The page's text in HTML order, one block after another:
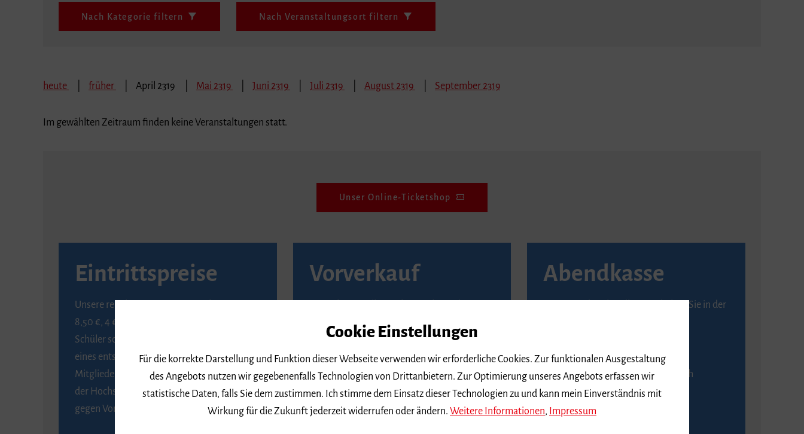
Nach Kategorie filtern Nach Veranstaltungsort filtern
heute früher April 2319 Mai 2319 Juni 2319 Juli 2319 August 2319 September 2319
Im gewählten Zeitraum finden keine Veranstaltungen statt.
Unser Online-Ticketshop
Eintrittspreise
Unsere regulären Eintrittspreise betragen
8,50 €, 4 € ermäßigt für Schülerinnen und
Schüler sowie Studierende gegen Vorlage
eines entsprechenden Nachweises, 6 € für
Mitglieder der Gesellschaft zur Förderung
der Hochschule für Musik Freiburg e. V.
gegen Vorlage des Mitgliedsausweises.
Vorverkauf
Seite von Reservix.
BZ-Kartenservice Freiburg
Kaiser-Joseph-Straße 229
79098 Freiburg
Telefon 0761 4968888 (Reservierungen sind
Abendkasse
Karten an der Abendkasse erhalten Sie in der
An der Abendkasse ist ausschließlich
Barzahlung möglich.
Cookie Einstellungen
Für die korrekte Darstellung und Funktion dieser Webseite verwenden wir erforderliche Cookies. Zur funktionalen Ausgestaltung
des Angebots nutzen wir gegebenenfalls Technologien von Drittanbietern. Zur Optimierung unseres Angebots erfassen wir
statistische Daten, falls Sie dem zustimmen. Ich stimme dem Einsatz dieser Technologien zu und kann mein Einverständnis mit
Wirkung für die Zukunft jederzeit widerrufen oder ändern. Weitere Informationen, Impressum